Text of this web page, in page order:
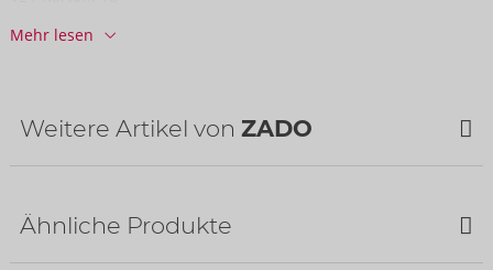
Verfügbarkeit
nächste Lieferung:44/2026
Mehr lesen
Weitere Artikel von ZADO
Ähnliche Produkte